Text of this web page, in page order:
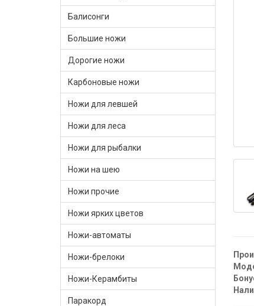
Балисонги
Большие ножи
Дорогие ножи
Карбоновые ножи
Ножи для левшей
Ножи для леса
Ножи для рыбалки
Ножи на шею
Ножи прочие
Ножи ярких цветов
Ножи-автоматы
Ножи-брелоки
Ножи-Керамбиты
Паракорд